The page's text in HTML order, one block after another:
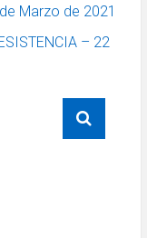
Marzo de 2021
– 22